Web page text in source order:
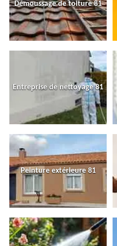
Démoussage de toiture 81
Entreprise de nettoyage 81
Peinture extérieure 81